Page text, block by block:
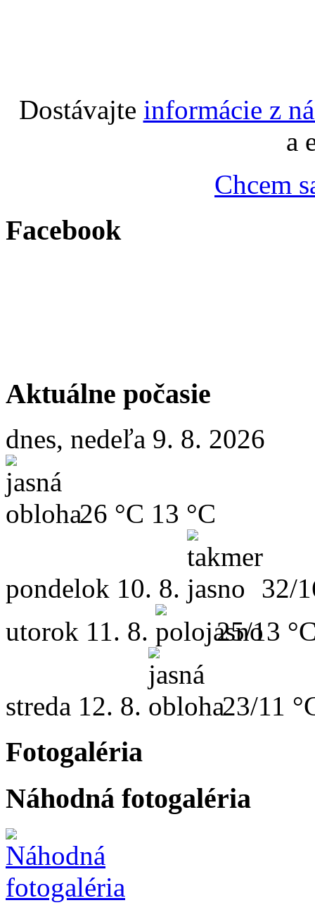
Dostávajte informácie z
a
Chcem
Facebook
Aktuálne počasie
dnes, nedeľa 9. 8. 2026
26 °C 13 °C
pondelok 10. 8.
32/
utorok 11. 8. 25/13
streda 12. 8. 23/11
Fotogaléria
Náhodná fotogaléria